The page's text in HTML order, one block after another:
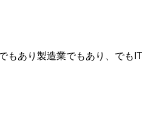
もあり製造業でもあり、で